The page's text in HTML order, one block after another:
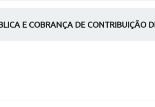
E COBRANÇA DE CONTRIBUIÇÃO